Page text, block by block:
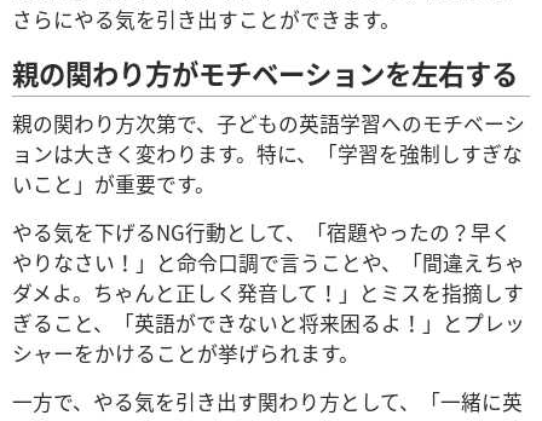
さらにやる気を引き出すことができます。
親の関わり方がモチベーションを左右する
親の関わり方次第で、子どもの英語学習へのモチベーシ
ョンは大きく変わります。特に、「学習を強制しすぎな
いこと」が重要です。
やる気を下げるNG行動として、「宿題やったの？早く
やりなさい！」と命令口調で言うことや、「間違えちゃ
ダメよ。ちゃんと正しく発音して！」とミスを指摘しす
ぎること、「英語ができないと将来困るよ！」とプレッ
シャーをかけることが挙げられます。
一方で、やる気を引き出す関わり方として、「一緒に英